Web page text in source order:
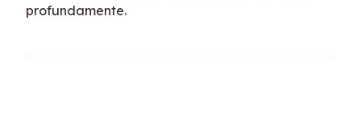
profundamente.